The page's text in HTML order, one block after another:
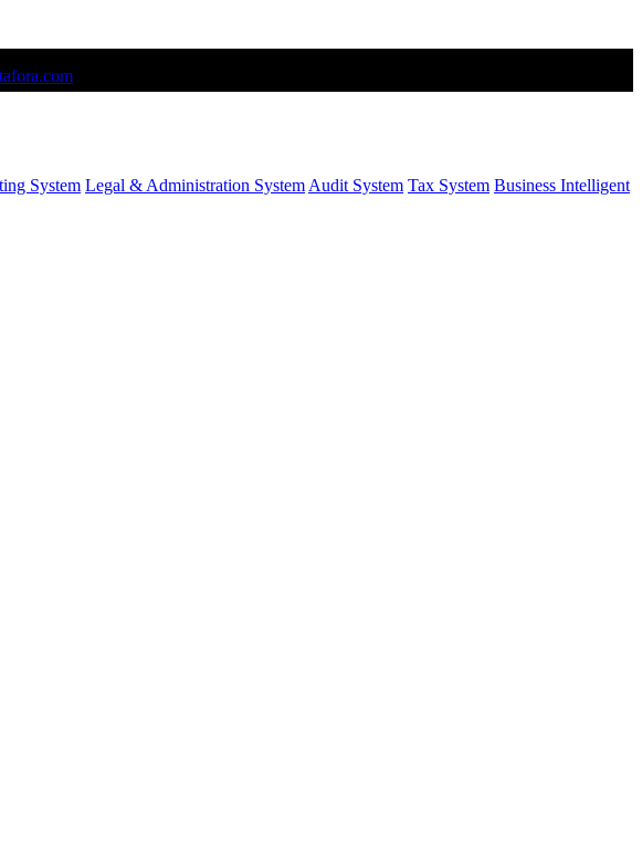
System Legal & Administration System Audit System Tax System Business Intelligent